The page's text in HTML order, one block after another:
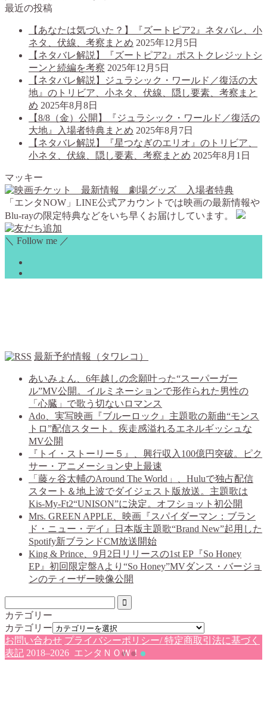
最近の投稿
【あなたは気づいた？】『ズートピア2』ネタバレ、小
ネタ、伏線、考察まとめ 2025年12月5日
【ネタバレ解説】『ズートピア2』ポストクレジットシ
ーンと続編を考察 2025年12月5日
【ネタバレ解説】ジュラシック・ワールド／復活の大
地』のトリビア、小ネタ、伏線、隠し要素、考察まと
め 2025年8月8日
【8/8（金）公開】『ジュラシック・ワールド／復活の
大地』入場者特典まとめ 2025年8月7日
【ネタバレ解説】『星つなぎのエリオ』のトリビア、
小ネタ、伏線、隠し要素、考察まとめ 2025年8月1日
マッキー
「エンタNOW」LINE公式アカウントでは映画の最新情報や
Blu-rayの限定特典などをいち早くお届けしています。
＼ Follow me ／
最新予約情報（タワレコ）
あいみょん、6年越しの念願叶った“スーパーガー
ル”MV公開。イルミネーションで形作られた男性の
「心臓」で歌う切ないロマンス
Ado、実写映画『ブルーロック』主題歌の新曲“モンス
トロ”配信スタート。疾走感溢れるエネルギッシュな
MV公開
『トイ・ストーリー５』、興行収入100億円突破。ピク
サー・アニメーション史上最速
「藤ヶ谷太輔のAround The World」、Huluで独占配信
スタート＆地上波でダイジェスト版放送。主題歌は
Kis-My-Ft2“UNISON”に決定。オフショット初公開
Mrs. GREEN APPLE、映画『スパイダーマン：ブラン
ド・ニュー・デイ』日本版主題歌“Brand New”起用した
Spotify新ブランドCM放送開始
King & Prince、9月2日リリースの1st EP『So Honey
EP』初回限定盤Aより“So Honey”MVダンス・バージョ
ンのティーザー映像公開
カテゴリー
カテゴリー
お問い合わせ プライバシーポリシー/ 特定商取引法に基づく
表記 2018–2026 エンタＮＯＷ！